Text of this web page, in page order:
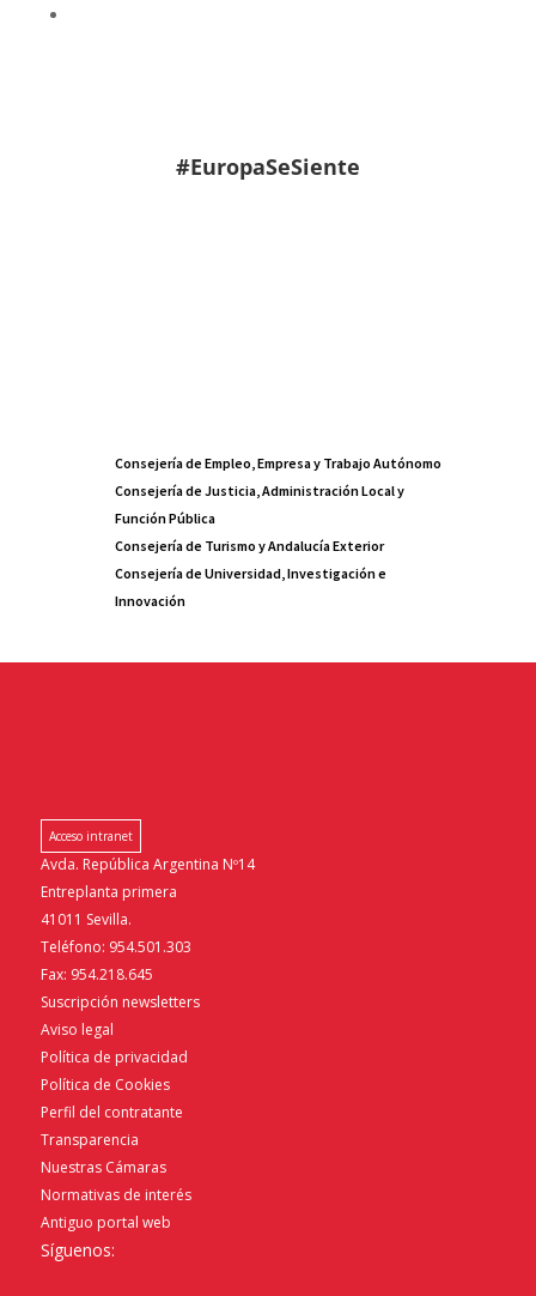
#EuropaSeSiente
Consejería de Empleo, Empresa y Trabajo Autónomo
Consejería de Justicia, Administración Local y
Función Pública
Consejería de Turismo y Andalucía Exterior
Consejería de Universidad, Investigación e
Innovación
Acceso intranet
Avda. República Argentina Nº14
Entreplanta primera
41011 Sevilla.
Teléfono: 954.501.303
Fax: 954.218.645
Suscripción newsletters
Aviso legal
Política de privacidad
Política de Cookies
Perfil del contratante
Transparencia
Nuestras Cámaras
Normativas de interés
Antiguo portal web
Síguenos: